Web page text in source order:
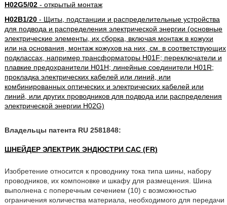
H02G5/02- открытый монтаж
H02B1/20- Щиты, подстанции и распределительные устройства
для подвода и распределения электрической энергии (основные
электрические элементы, их сборка, включая монтаж в кожухи
или на основания, монтаж кожухов на них, см. в соответствующих
подклассах, например трансформаторы H01F; переключатели и
плавкие предохранители H01H; линейные соединители H01R;
прокладка электрических кабелей или линий, или
комбинированных оптических и электрических кабелей или
линий, или других проводников для подвода или распределения
электрической энергии H02G)
Владельцы патента RU 2581848:
ШНЕЙДЕР ЭЛЕКТРИК ЭНДЮСТРИ САС (FR)
Изобретение относится к проводнику тока типа шины, набору
проводников, их компоновке и шкафу для размещения. Шина
выполнена с поперечным сечением (10) с возможностью
ограничения количества материала, необходимого для передачи